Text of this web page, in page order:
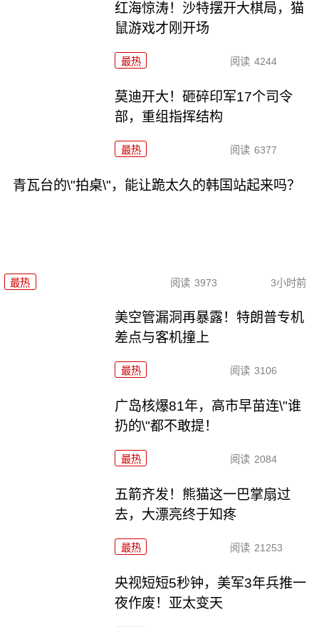
红海惊涛！沙特摆开大棋局，猫
鼠游戏才刚开场
最热 阅读 4244
莫迪开大！砸碎印军17个司令
部，重组指挥结构
最热 阅读 6377
青瓦台的\"拍桌\"，能让跪太久的韩国站起来吗？
最热 阅读 3973 3小时前
美空管漏洞再暴露！特朗普专机
差点与客机撞上
最热 阅读 3106
广岛核爆81年，高市早苗连\"谁
扔的\"都不敢提！
最热 阅读 2084
五箭齐发！熊猫这一巴掌扇过
去，大漂亮终于知疼
最热 阅读 21253
央视短短5秒钟，美军3年兵推一
夜作废！亚太变天